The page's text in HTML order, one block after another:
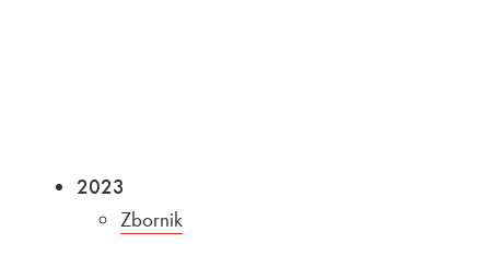
2023
Povezava na dokument
Zbornik